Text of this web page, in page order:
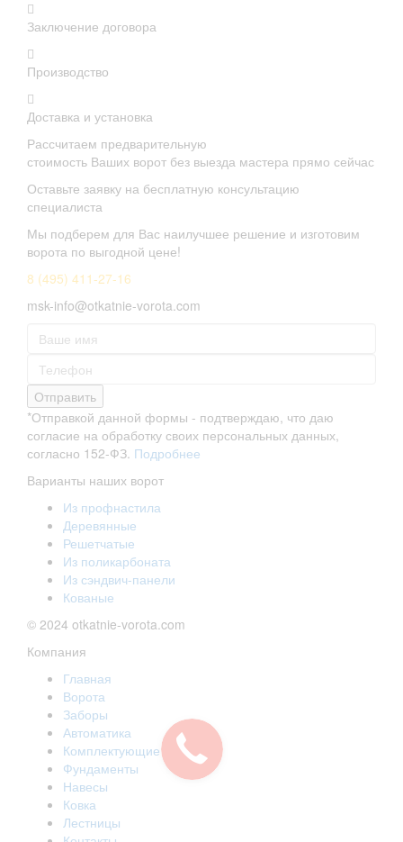
Заключение договора
Производство
Доставка и установка
Рассчитаем предварительную
стоимость Ваших ворот без выезда мастера прямо сейчас
Оставьте заявку на бесплатную консультацию
специалиста
Мы подберем для Вас наилучшее решение и изготовим
ворота по выгодной цене!
8 (495) 411-27-16
msk-info@otkatnie-vorota.com
Отправить
*Отправкой данной формы - подтверждаю, что даю
согласие на обработку своих персональных данных,
согласно 152-ФЗ. Подробнее
Варианты наших ворот
Из профнастила
Деревянные
Решетчатые
Из поликарбоната
Из сэндвич-панели
Кованые
© 2024 otkatnie-vorota.com
Компания
Главная
Ворота
Заборы
Автоматика
Комплектующие
Фундаменты
Навесы
Ковка
Лестницы